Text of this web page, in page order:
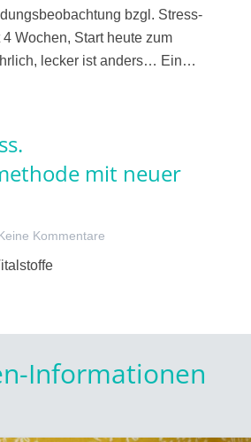
bzgl. Stress-
Wochen, Start heute zum
lecker ist anders… Ein…
mit neuer
Kommentare
Informationen